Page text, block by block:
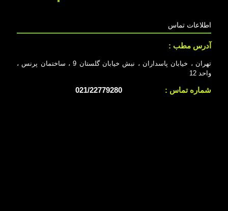
اطلاعات تماس
آدرس مطب :
تهران ، خیابان پاسداران ، نبش خیابان گلستان 9 ، ساختمان پرنس ،
واحد 12
شماره تماس :